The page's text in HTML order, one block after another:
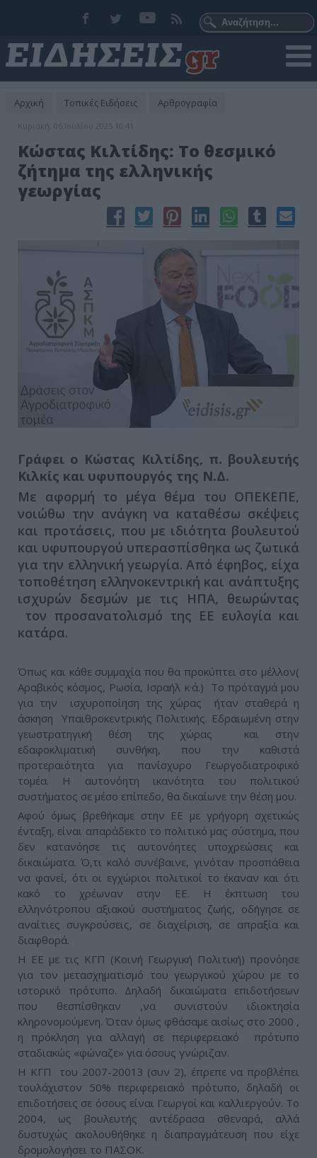
Αρχική Τοπικές Ειδήσεις Αρθρογραφία
Κυριακή, 06 Ιουλίου 2025 10:41
Κώστας Κιλτίδης: Το θεσμικό
ζήτημα της ελληνικής
γεωργίας
Γράφει ο Κώστας Κιλτίδης, π. βουλευτής
Κιλκίς και υφυπουργός της Ν.Δ.
Με αφορμή το μέγα θέμα του ΟΠΕΚΕΠΕ,
νοιώθω την ανάγκη να καταθέσω σκέψεις
και προτάσεις, που με ιδιότητα βουλευτού
και υφυπουργού υπερασπίσθηκα ως ζωτικά
για την ελληνική γεωργία. Από έφηβος, είχα
τοποθέτηση ελληνοκεντρική και ανάπτυξης
ισχυρών δεσμών με τις ΗΠΑ, θεωρώντας
τον προσανατολισμό της ΕΕ ευλογία και
κατάρα.
Όπως και κάθε συμμαχία που θα προκύπτει στο μέλλον(
Αραβικός κόσμος, Ρωσία, Ισραήλ κ·ά.) Το πρόταγμά μου
για την ισχυροποίηση της χώρας ήταν σταθερά η
άσκηση Υπαιθροκεντρικής Πολιτικής. Εδραιωμένη στην
γεωστρατηγική θέση της χώρας και στην
εδαφοκλιματική συνθήκη, που την καθιστά
προτεραιότητα για πανίσχυρο Γεωργοδιατροφικό
τομέα. Η αυτονόητη ικανότητα του πολιτικού
συστήματος σε μέσο επίπεδο, θα δικαίωνε την θέση μου.
Αφού όμως βρεθήκαμε στην ΕΕ με γρήγορη σχετικώς
ένταξη, είναι απαράδεκτο το πολιτικό μας σύστημα, που
δεν κατανόησε τις αυτονόητες υποχρεώσεις και
δικαιώματα. Ό,τι καλό συνέβαινε, γινόταν προσπάθεια
να φανεί, ότι οι εγχώριοι πολιτικοί το έκαναν και ότι
κακό το χρέωναν στην ΕΕ. Η έκπτωση του
ελληνότροπου αξιακού συστήματος ζωής, οδήγησε σε
αναίτιες συγκρούσεις, σε διαχείριση, σε απραξία και
διαφθορά.
Η ΕΕ με τις ΚΓΠ (Κοινή Γεωργική Πολιτική) προνόησε
για τον μετασχηματισμό του γεωργικού χώρου με το
ιστορικό πρότυπο. Δηλαδή δικαιώματα επιδοτήσεων
που θεσπίσθηκαν ,να συνιστούν ιδιοκτησία
κληρονομούμενη. Όταν όμως φθάσαμε αισίως στο 2000 ,
η πρόκληση για αλλαγή σε περιφερειακό πρότυπο
σταδιακώς «φώναζε» για όσους γνώριζαν.
Η ΚΓΠ του 2007-20013 (συν 2), έπρεπε να προβλέπει
τουλάχιστον 50% περιφερειακό πρότυπο, δηλαδή οι
επιδοτήσεις σε όσους είναι Γεωργοί και καλλιεργούν. Το
2004, ως βουλευτής αντέδρασα σθεναρά, αλλά
δυστυχώς ακολουθήθηκε η διαπραγμάτευση που είχε
δρομολογήσει το ΠΑΣΟΚ.